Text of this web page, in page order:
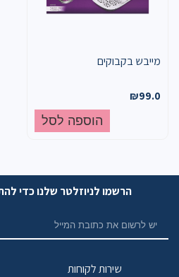
מייבש בקבוקים
₪99.0
הוספה לסל
הרשמו לניוזלטר שלנו כדי
שירות לקוחות